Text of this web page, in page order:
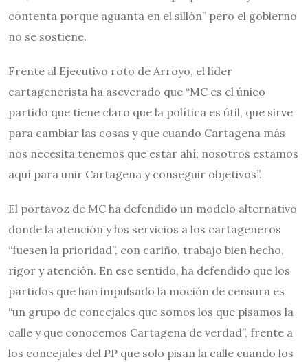
contenta porque aguanta en el sillón” pero el gobierno
no se sostiene.
Frente al Ejecutivo roto de Arroyo, el líder
cartagenerista ha aseverado que “MC es el único
partido que tiene claro que la política es útil, que sirve
para cambiar las cosas y que cuando Cartagena más
nos necesita tenemos que estar ahí; nosotros estamos
aquí para unir Cartagena y conseguir objetivos”.
El portavoz de MC ha defendido un modelo alternativo
donde la atención y los servicios a los cartageneros
“fuesen la prioridad”, con cariño, trabajo bien hecho,
rigor y atención. En ese sentido, ha defendido que los
partidos que han impulsado la moción de censura es
“un grupo de concejales que somos los que pisamos la
calle y que conocemos Cartagena de verdad”, frente a
los concejales del PP que solo pisan la calle cuando los